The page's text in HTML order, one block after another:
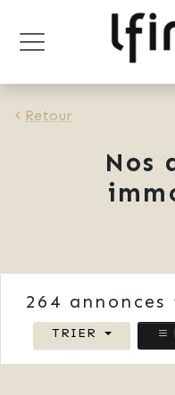
Retour
Nos
264 annonces
TRIER